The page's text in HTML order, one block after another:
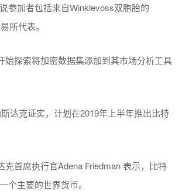
参加者包括来自Winklevoss双胞胎的
所代表。
始探索将加密数据集添加到其市场分析工具
达克证实，计划在2019年上半年推出比特
克首席执行官Adena Friedman 表示，比特
个主要的世界货币。